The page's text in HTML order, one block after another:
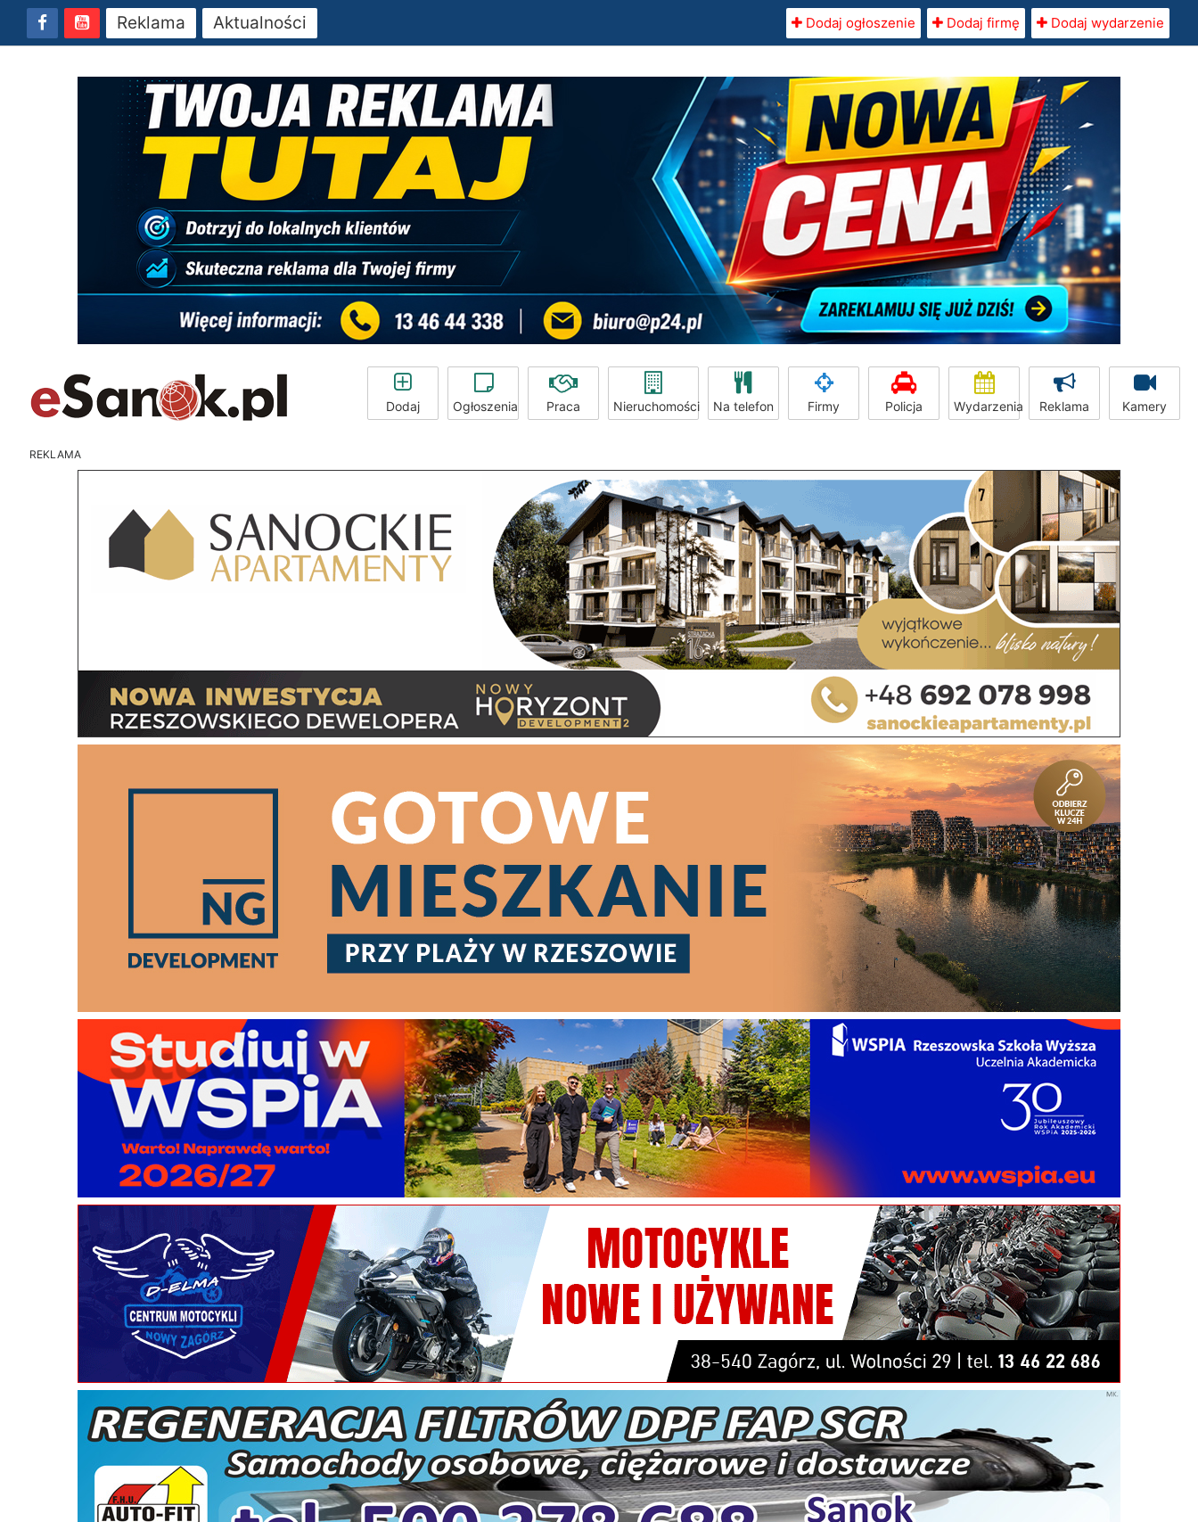
Reklama Aktualności Dodaj ogłoszenie Dodaj firmę Dodaj wydarzenie
Dodaj Ogłoszenia Praca Nieruchomości Na telefon Firmy Policja Wydarzenia Reklama Kamery
REKLAMA